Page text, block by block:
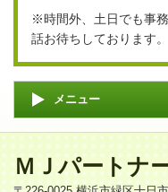
※時間外、土日でも事
話お待ちしております。
メニュー
ＭＪパートナ